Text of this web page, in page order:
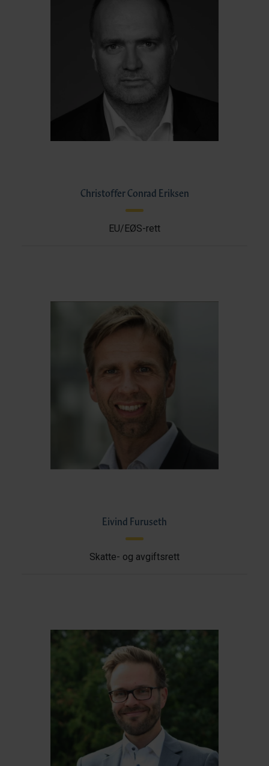
Christoffer Conrad Eriksen
EU/EØS-rett
Eivind Furuseth
Skatte- og avgiftsrett